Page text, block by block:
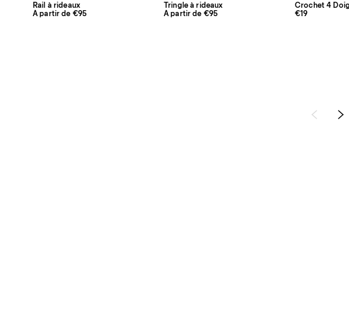
Rail à rideaux
À partir de €95
Tringle à rideaux
À partir de €95
Crochet 4
€19